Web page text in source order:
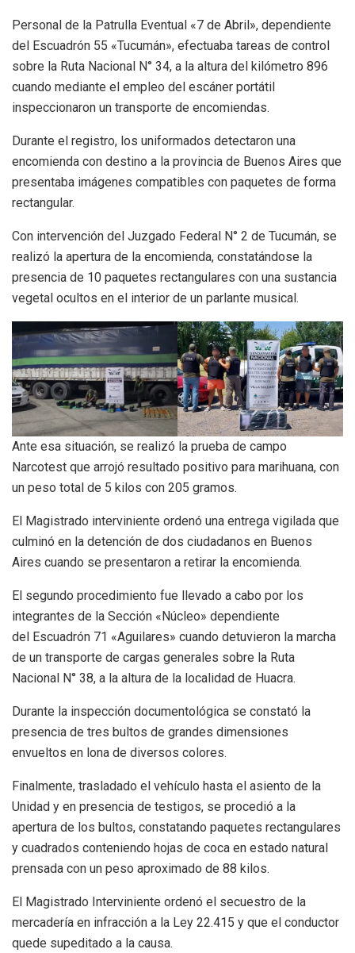
Personal de la Patrulla Eventual «7 de Abril», dependiente
del Escuadrón 55 «Tucumán», efectuaba tareas de control
sobre la Ruta Nacional N° 34, a la altura del kilómetro 896
cuando mediante el empleo del escáner portátil
inspeccionaron un transporte de encomiendas.
Durante el registro, los uniformados detectaron una
encomienda con destino a la provincia de Buenos Aires que
presentaba imágenes compatibles con paquetes de forma
rectangular.
Con intervención del Juzgado Federal N° 2 de Tucumán, se
realizó la apertura de la encomienda, constatándose la
presencia de 10 paquetes rectangulares con una sustancia
vegetal ocultos en el interior de un parlante musical.
Ante esa situación, se realizó la prueba de campo
Narcotest que arrojó resultado positivo para marihuana, con
un peso total de 5 kilos con 205 gramos.
El Magistrado interviniente ordenó una entrega vigilada que
culminó en la detención de dos ciudadanos en Buenos
Aires cuando se presentaron a retirar la encomienda.
El segundo procedimiento fue llevado a cabo por los
integrantes de la Sección «Núcleo» dependiente
del Escuadrón 71 «Aguilares» cuando detuvieron la marcha
de un transporte de cargas generales sobre la Ruta
Nacional N° 38, a la altura de la localidad de Huacra.
Durante la inspección documentológica se constató la
presencia de tres bultos de grandes dimensiones
envueltos en lona de diversos colores.
Finalmente, trasladado el vehículo hasta el asiento de la
Unidad y en presencia de testigos, se procedió a la
apertura de los bultos, constatando paquetes rectangulares
y cuadrados conteniendo hojas de coca en estado natural
prensada con un peso aproximado de 88 kilos.
El Magistrado Interviniente ordenó el secuestro de la
mercadería en infracción a la Ley 22.415 y que el conductor
quede supeditado a la causa.